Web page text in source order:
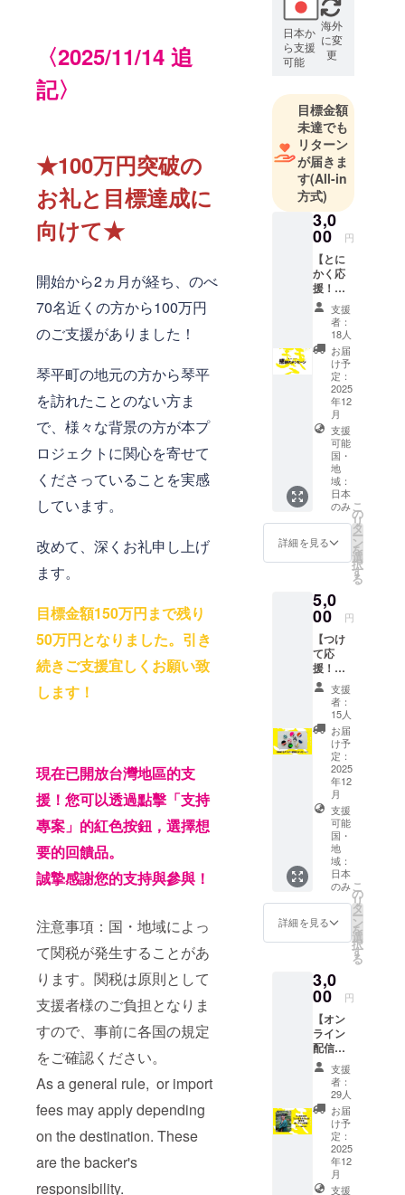
〈2025/11/14 追
記〉
★100万円突破の
お礼と目標達成に
向けて★
開始から2ヵ月が経ち、のべ
70名近くの方から100万円
のご支援がありました！
琴平町の地元の方から琴平
を訪れたことのない方ま
で、様々な背景の方が本プ
ロジェクトに関心を寄せて
くださっていることを実感
しています。
改めて、深くお礼申し上げ
ます。
目標金額150万円まで残り
50万円となりました。引き
続きご支援宜しくお願い致
します！
現在已開放台灣地區的支
援！您可以透過點擊「支持
專案」的紅色按鈕，選擇想
要的回饋品。
誠摯感謝您的支持與參與！
注意事項：国・地域によっ
て関税が発生することがあ
ります。関税は原則として
支援者様のご負担となりま
すので、事前に各国の規定
をご確認ください。
As a general rule, or import
fees may apply depending
on the destination. These
are the backer's
responsibility.
た。
文化と芸術
には“人の心
地域と世界
をつなぐ
力”がある。
アートや演
劇を通じ
て、訪れる
人にも関
わってもら
える町をつ
くりたい。
琴平の新た
な歴史の1
ページを皆
さんと一緒
に創り上げ
る挑戦、ぜ
ひ応援して
ください！
info@kotohir
a.art
日本か
ら支援
可能
海外
に変
更
目標金額
未達でも
リターン
が届きま
す(All-in
方式)
3,0
00 円
【とに
かく応
援！
3000円
コー
ス】感
謝の
メッ
セージ
ただ心
からの
応援を
したい
と思っ
てくだ
さって
いる方
へは、
実行委
ら感謝
の気持
めたお
礼の
メッ
セージ
をお送
りしま
す。 ※
感謝の
メッ
セージ
はメー
ルにて
お送り
しま
す。 ※
ご支援
いただ
いた方
のお名
前を
ホーム
ページ
させて
いただ
（希望
者の
み） 掲
載を希
望され
る方
は、備
考欄に
掲載し
たいお
名前を
ご記入
くださ
い。
（企業
支援
者：
18人
お届
け予
定：
2025
年12
月
支援
可能
国・
地
域：
日本
のみ
詳細を見る
こ
の
リ
タ
ー
ン
を
選
択
す
る
5,0
00 円
【つけ
て応
援！】
讃岐の
り染め
缶バッ
ジ＋感
謝の
メッ
セージ
こんぴ
ら歌舞
伎のの
ぼりを
手がけ
る染匠
吉野屋
オリジ
ナル
ぎれを
活用し
バッ
ジ。 大
胆で鮮
やかな
色合い
の讃岐
のり染
めを、
洋服や
小物の
アクセ
ントと
して取
り入れ
られま
す。 ・
支援
者：
15人
お届
け予
定：
2025
年12
月
支援
可能
国・
地
域：
日本
のみ
詳細を見る
こ
の
リ
タ
ー
ン
を
選
択
す
る
3,0
00 円
【オン
ライン
配信】
人に伝
えたく
なる！
琴平学
琴平で
鎌倉時
代から
780年続
く五人
支援
者：
29人
お届
け予
定：
2025
年12
月
支援